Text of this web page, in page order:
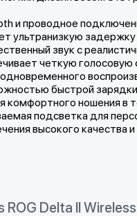
и проводное
ультранизкую
звук с
четкую голосовую
быстрой
комфортного ношения в
подсветка для
высокого качества
ROG Delta II